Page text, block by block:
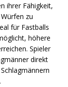
ihrer Fähigkeit,
zu
für Fastballs
höhere
Spieler
direkt